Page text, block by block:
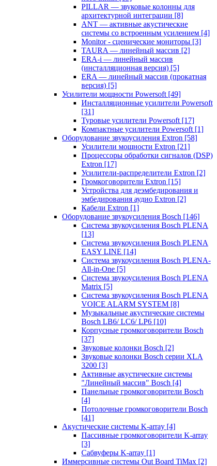
PILLAR — звуковые колонны для
архитектурной интеграции [8]
ANT — активные акустические
системы со встроенным усилением [4]
Monitor - сценические мониторы [3]
TAURA — линейный массив [2]
ERA-i — линейный массив
(инсталляционная версия) [5]
ERA — линейный массив (прокатная
версия) [5]
Усилители мощности Powersoft [49]
Инсталляционные усилители Powersoft
[31]
Туровые усилители Powersoft [17]
Компактные усилители Powersoft [1]
Оборудование звукоусиления Extron [58]
Усилители мощности Extron [21]
Процессоры обработки сигналов (DSP)
Extron [17]
Усилители-распределители Extron [2]
Громкоговорители Extron [15]
Устройства для деэмбедирования и
эмбедирования аудио Extron [2]
Кабели Extron [1]
Оборудование звукоусиления Bosch [146]
Система звукоусиления Bosch PLENA
[13]
Система звукоусиления Bosch PLENA
EASY LINE [14]
Система звукоусиления Bosch PLENA-
All-in-One [5]
Система звукоусиления Bosch PLENA
Matrix [5]
Система звукоусиления Bosch PLENA
VOICE ALARM SYSTEM [8]
Музыкальные акустические системы
Bosch LB6/ LC6/ LP6 [10]
Корпусные громкоговорители Bosch
[37]
Звуковые колонки Bosch [2]
Звуковые колонки Bosch серии XLA
3200 [3]
Активные акустические системы
"Линейный массив" Bosch [4]
Панельные громкоговорители Bosch
[4]
Потолочные громкоговорители Bosch
[41]
Акустические системы K-array [4]
Пассивные громкоговорители K-array
[3]
Сабвуферы K-array [1]
Иммерсивные системы Out Board TiMax [2]